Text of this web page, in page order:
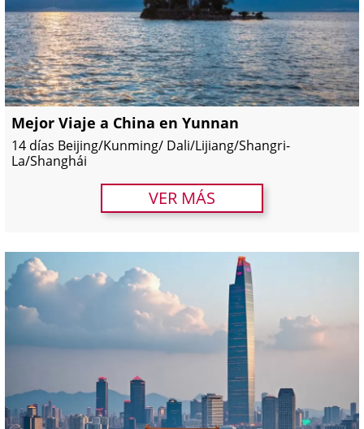
Mejor Viaje a China en Yunnan
14 días Beijing/Kunming/ Dali/Lijiang/Shangri-
La/Shanghái
VER MÁS